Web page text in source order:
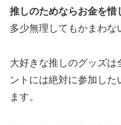
推しのためならお金を惜
多少無理してもかまわな
大好きな推しのグッズは
ントには絶対に参加した
ます。